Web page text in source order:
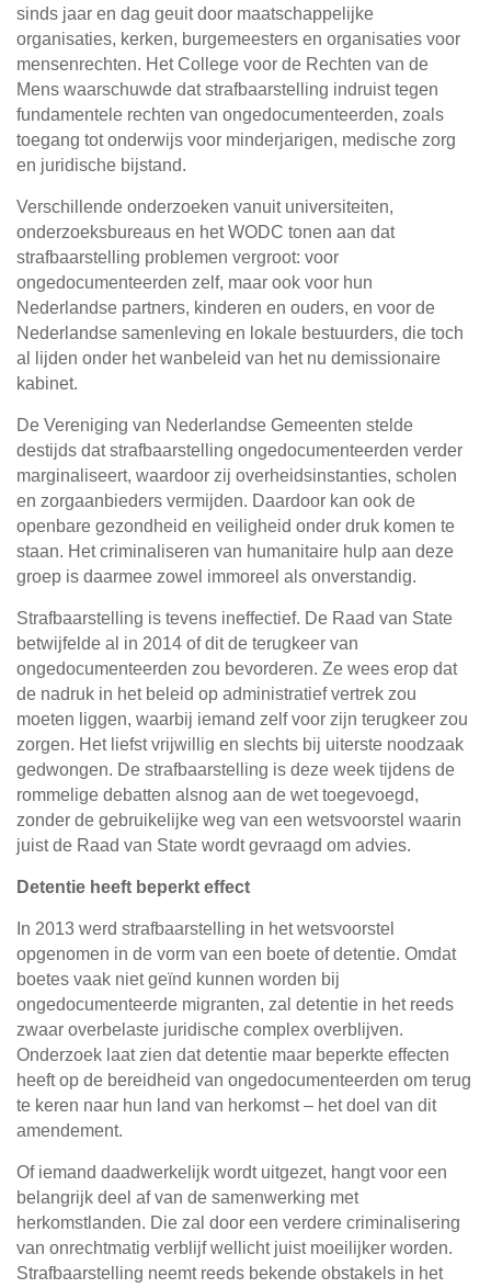
sinds jaar en dag geuit door maatschappelijke
organisaties, kerken, burgemeesters en organisaties voor
mensenrechten. Het College voor de Rechten van de
Mens waarschuwde dat strafbaarstelling indruist tegen
fundamentele rechten van ongedocumenteerden, zoals
toegang tot onderwijs voor minderjarigen, medische zorg
en juridische bijstand.
Verschillende onderzoeken vanuit universiteiten,
onderzoeksbureaus en het WODC tonen aan dat
strafbaarstelling problemen vergroot: voor
ongedocumenteerden zelf, maar ook voor hun
Nederlandse partners, kinderen en ouders, en voor de
Nederlandse samenleving en lokale bestuurders, die toch
al lijden onder het wanbeleid van het nu demissionaire
kabinet.
De Vereniging van Nederlandse Gemeenten stelde
destijds dat strafbaarstelling ongedocumenteerden verder
marginaliseert, waardoor zij overheidsinstanties, scholen
en zorgaanbieders vermijden. Daardoor kan ook de
openbare gezondheid en veiligheid onder druk komen te
staan. Het criminaliseren van humanitaire hulp aan deze
groep is daarmee zowel immoreel als onverstandig.
Strafbaarstelling is tevens ineffectief. De Raad van State
betwijfelde al in 2014 of dit de terugkeer van
ongedocumenteerden zou bevorderen. Ze wees erop dat
de nadruk in het beleid op administratief vertrek zou
moeten liggen, waarbij iemand zelf voor zijn terugkeer zou
zorgen. Het liefst vrijwillig en slechts bij uiterste noodzaak
gedwongen. De strafbaarstelling is deze week tijdens de
rommelige debatten alsnog aan de wet toegevoegd,
zonder de gebruikelijke weg van een wetsvoorstel waarin
juist de Raad van State wordt gevraagd om advies.
Detentie heeft beperkt effect
In 2013 werd strafbaarstelling in het wetsvoorstel
opgenomen in de vorm van een boete of detentie. Omdat
boetes vaak niet geïnd kunnen worden bij
ongedocumenteerde migranten, zal detentie in het reeds
zwaar overbelaste juridische complex overblijven.
Onderzoek laat zien dat detentie maar beperkte effecten
heeft op de bereidheid van ongedocumenteerden om terug
te keren naar hun land van herkomst – het doel van dit
amendement.
Of iemand daadwerkelijk wordt uitgezet, hangt voor een
belangrijk deel af van de samenwerking met
herkomstlanden. Die zal door een verdere criminalisering
van onrechtmatig verblijf wellicht juist moeilijker worden.
Strafbaarstelling neemt reeds bekende obstakels in het